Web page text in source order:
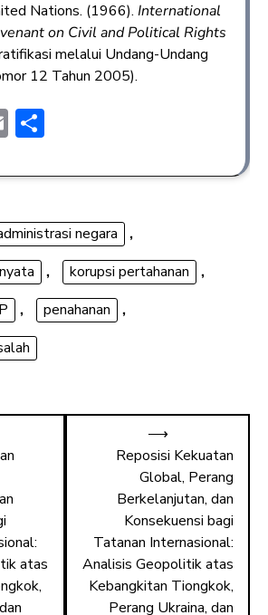
Nations. (1966). International
on Civil and Political Rights
melalui Undang-Undang
12 Tahun 2005).
E
ai ar
negara
,
, korupsi pertahanan
,
, penahanan
,
atas
Reposisi Kekuatan
Global, Perang
Berkelanjutan, dan
Konsekuensi bagi
Tatanan Internasional:
Analisis Geopolitik atas
Kebangkitan Tiongkok,
Perang Ukraina, dan
⟶